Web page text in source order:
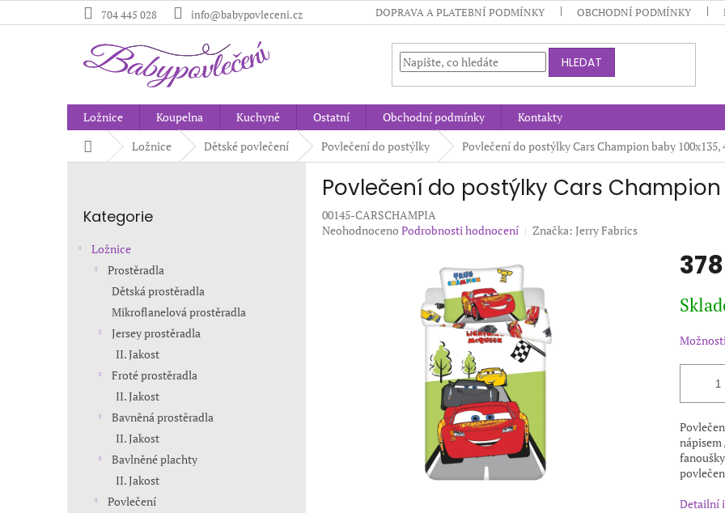
na
704 445 028 info@babypovleceni.cz DOPRAVA A PLATEBNÍ PODMÍNKY OBCHODNÍ PODMÍNKY
HLEDAT
Ložnice Koupelna Kuchyně Ostatní Obchodní podmínky
Kontakty
Domů Ložnice Dětské povlečení Povlečení do postýlky Povlečení do postýlky Cars Champion baby 100x135,
kategorie
Kategorie
Ložnice
Prostěradla
Dětská prostěradla
Mikroflanelová prostěradla
Jersey prostěradla
II. Jakost
Froté prostěradla
II. Jakost
Bavněná prostěradla
II. Jakost
Bavlněné plachty
II. Jakost
Povlečení
Povlečení do postýlky Cars Champion
00145-CARSCHAMPIA
Průměrné
Neohodnoceno Podrobnosti hodnocení Značka: Jerry Fabrics
cena:
nápisem
Detailní